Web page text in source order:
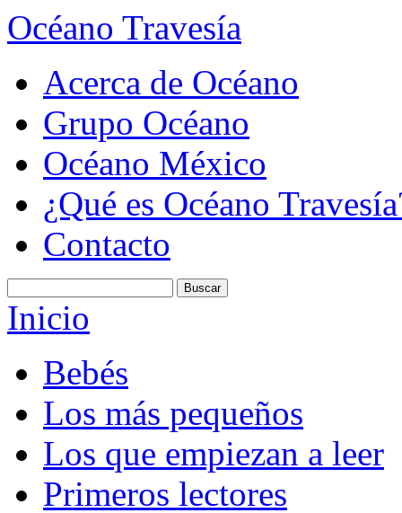
Océano Travesía
Acerca de Océano
Grupo Océano
Océano México
¿Qué es Océano
Contacto
Inicio
Bebés
Los más pequeños
Los que empiezan a leer
Primeros lectores